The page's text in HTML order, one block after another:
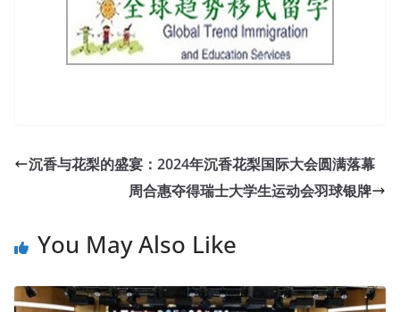
沉香与花梨的盛宴：2024年沉香花梨国际大会圆满落幕
周合惠夺得瑞士大学生运动会羽球银牌
You May Also Like